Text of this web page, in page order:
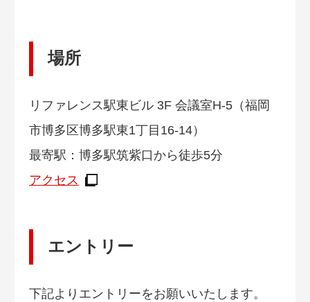
場所
リファレンス駅東ビル 3F 会議室H-5（福岡
市博多区博多駅東1丁目16-14）
最寄駅：博多駅筑紫口から徒歩5分
アクセス
エントリー
下記よりエントリーをお願いいたします。